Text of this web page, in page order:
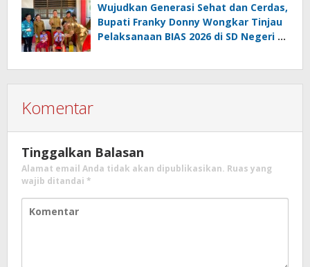
Wujudkan Generasi Sehat dan Cerdas,
Bupati Franky Donny Wongkar Tinjau
Pelaksanaan BIAS 2026 di SD Negeri 2
Komentar
Tinggalkan Balasan
Alamat email Anda tidak akan dipublikasikan. Ruas yang
wajib ditandai *